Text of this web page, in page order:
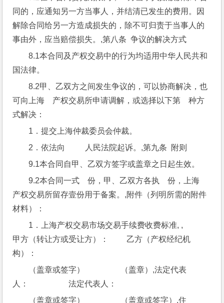
同的，应通知另一方当事人，并结清已发生的费用。因
解除合同给另一方造成损失的，除不可归责于当事人的
事由外，应当赔偿损失。,第八条  争议的解决方式
8.1本合同及产权交易中的行为均适用中华人民共和
国法律。
8.2甲、乙双方之间发生争议的，可以协商解决，也
可向上海    产权交易所申请调解，或选择以下第    种方
式解决：
1．提交上海仲裁委员会仲裁。
2．依法向          人民法院起诉。,第九条  附则
9.1本合同自甲、乙双方签字或盖章之日起生效。
9.2本合同一式    份，甲、乙双方各执    份，上海
产权交易所留存壹份用于备案。,附件（列明所需的附件
材料）：
1．上海产权交易市场交易手续费收费标准, ,
甲方（转让方或受让方）：         乙方（产权经纪机
构）：
（盖章或签字）                  （盖章）,法定代表
人：                    法定代表人：
（盖章或签字）                  （盖章或签字）,住